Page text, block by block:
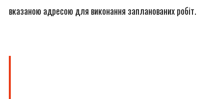
вказаною адресою для виконання запланованих робіт.